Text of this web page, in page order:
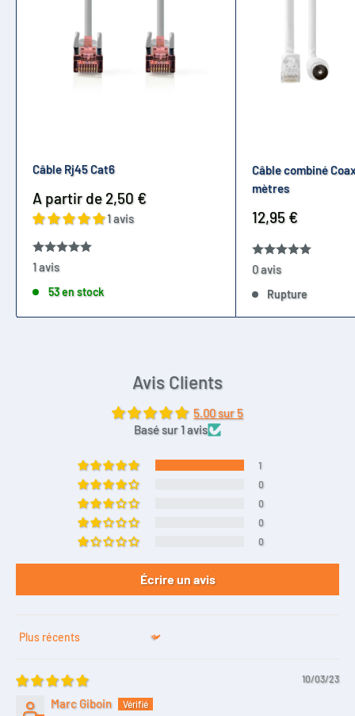
Câble Rj45 Cat6
Prix
réduit
A partir de 2,50 €
1 avis
1 avis
53 en stock
Câble combiné
mètres
Prix
réduit
12,95 €
0 avis
Rupture
Avis Clients
5.00 sur 5
Basé sur 1 avis
1
0
0
0
0
Écrire un avis
Sort by
10/03/23
Marc Giboin